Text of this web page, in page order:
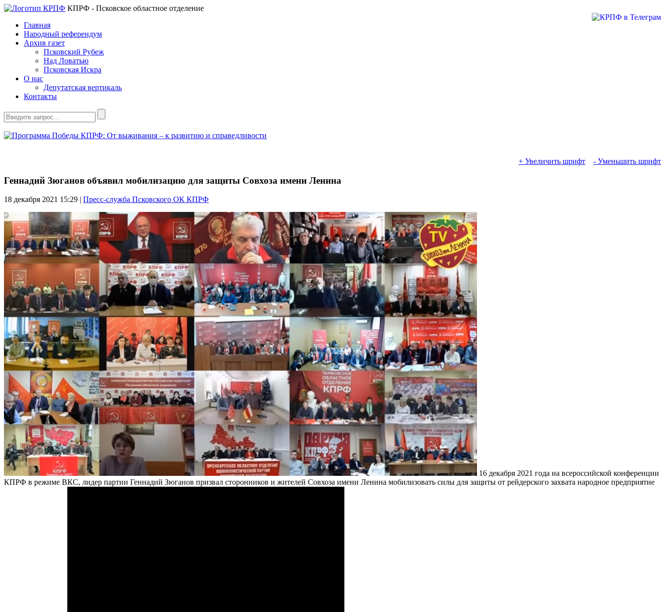
КПРФ - Псковское областное отделение
Главная
Народный референдум
Архив газет
Псковский Рубеж
Над Ловатью
Псковская Искра
О нас
Депутатская вертикаль
Контакты
+ Увеличить шрифт - Уменьшить шрифт
Геннадий Зюганов объявил мобилизацию для защиты Совхоза имени Ленина
18 декабря 2021 15:29 | Пресс-служба Псковского ОК КПРФ
16 декабря 2021 года на всероссийской конференции
КПРФ в режиме ВКС, лидер партии Геннадий Зюганов призвал сторонников и жителей Совхоза имени Ленина мобилизовать силы для защиты от рейдерского захвата народное предприятие